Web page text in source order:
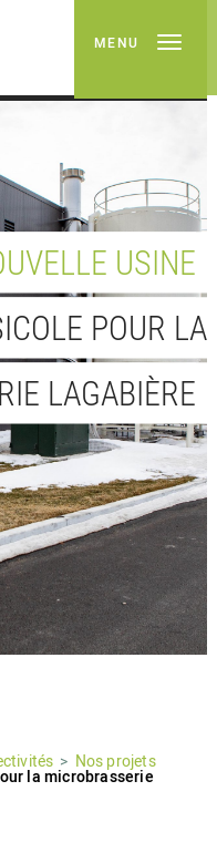
MENU
USINE
POUR LA
LAGABIÈRE
Nos projets
la microbrasserie